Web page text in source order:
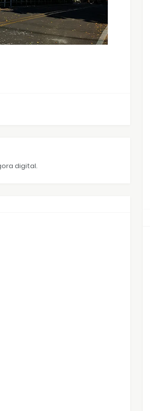
digital.